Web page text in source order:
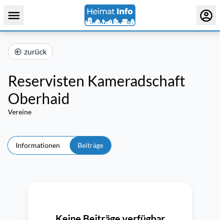
zurück
Reservisten Kameradschaft
Oberhaid
Vereine
Informationen Beiträge